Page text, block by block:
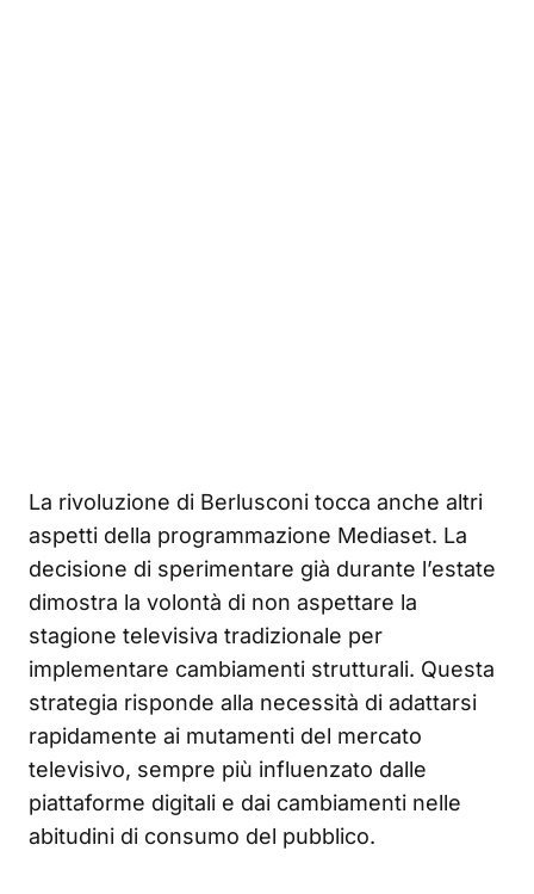
La rivoluzione di Berlusconi tocca anche altri
aspetti della programmazione Mediaset. La
decisione di sperimentare già durante l’estate
dimostra la volontà di non aspettare la
stagione televisiva tradizionale per
implementare cambiamenti strutturali. Questa
strategia risponde alla necessità di adattarsi
rapidamente ai mutamenti del mercato
televisivo, sempre più influenzato dalle
piattaforme digitali e dai cambiamenti nelle
abitudini di consumo del pubblico.